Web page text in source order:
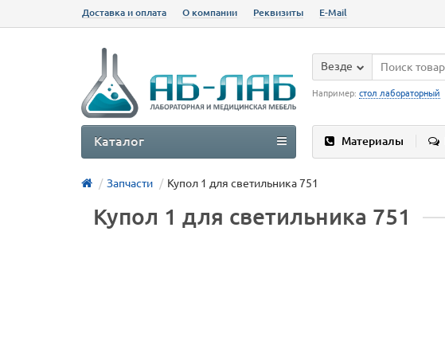
Доставка и оплата О компании Реквизиты E-Mail
Везде
Например: стол лабораторный
Материалы
Каталог
Запчасти Купол 1 для светильника 751
Купол 1 для светильника 751